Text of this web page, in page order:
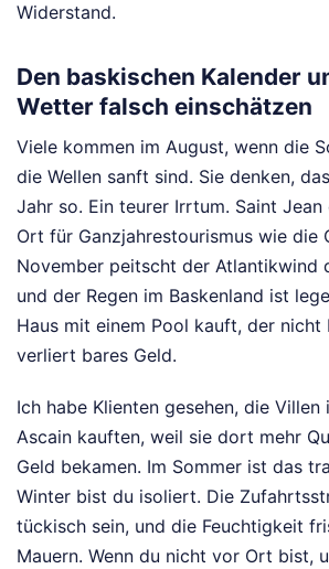
Widerstand.
Den baskischen Kalender
Wetter falsch einschätzen
Viele kommen im August, wenn die
die Wellen sanft sind. Sie denken,
Jahr so. Ein teurer Irrtum. Saint
Ort für Ganzjahrestourismus wie die
November peitscht der Atlantikwind
und der Regen im Baskenland ist
Haus mit einem Pool kauft, der nicht
verliert bares Geld.
Ich habe Klienten gesehen, die
Ascain kauften, weil sie dort mehr
Geld bekamen. Im Sommer ist das
Winter bist du isoliert. Die
tückisch sein, und die Feuchtigkeit
Mauern. Wenn du nicht vor Ort bist,